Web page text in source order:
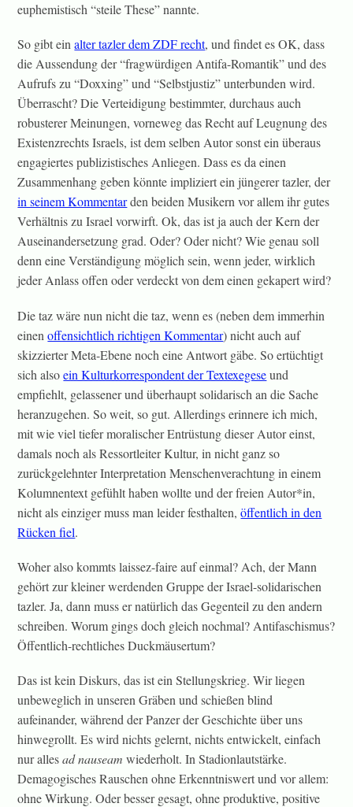
euphemistisch “steile These” nannte.
So gibt einalter tazler dem ZDF recht, und findet es OK, dass
die Aussendung der “fragwürdigen Antifa-Romantik” und des
Aufrufs zu “Doxxing” und “Selbstjustiz” unterbunden wird.
Überrascht? Die Verteidigung bestimmter, durchaus auch
robusterer Meinungen, vorneweg das Recht auf Leugnung des
Existenzrechts Israels, ist dem selben Autor sonst ein überaus
engagiertes publizistisches Anliegen. Dass es da einen
Zusammenhang geben könnte impliziert ein jüngerer tazler, der
in seinem Kommentarden beiden Musikern vor allem ihr gutes
Verhältnis zu Israel vorwirft. Ok, das ist ja auch der Kern der
Auseinandersetzung grad. Oder? Oder nicht? Wie genau soll
denn eine Verständigung möglich sein, wenn jeder, wirklich
jeder Anlass offen oder verdeckt von dem einen gekapert wird?
Die taz wäre nun nicht die taz, wenn es (neben dem immerhin
einenoffensichtlich richtigen Kommentar) nicht auch auf
skizzierter Meta-Ebene noch eine Antwort gäbe. So ertüchtigt
sich alsoein Kulturkorrespondent der Textexegeseund
empfiehlt, gelassener und überhaupt solidarisch an die Sache
heranzugehen. So weit, so gut. Allerdings erinnere ich mich,
mit wie viel tiefer moralischer Entrüstung dieser Autor einst,
damals noch als Ressortleiter Kultur, in nicht ganz so
zurückgelehnter Interpretation Menschenverachtung in einem
Kolumnentext gefühlt haben wollte und der freien Autor*in,
nicht als einziger muss man leider festhalten,öffentlich in den
Rücken fiel.
Woher also kommts laissez-faire auf einmal? Ach, der Mann
gehört zur kleiner werdenden Gruppe der Israel-solidarischen
tazler. Ja, dann muss er natürlich das Gegenteil zu den andern
schreiben. Worum gings doch gleich nochmal? Antifaschismus?
Öffentlich-rechtliches Duckmäusertum?
Das ist kein Diskurs, das ist ein Stellungskrieg. Wir liegen
unbeweglich in unseren Gräben und schießen blind
aufeinander, während der Panzer der Geschichte über uns
hinwegrollt. Es wird nichts gelernt, nichts entwickelt, einfach
nur allesad nauseam wiederholt. In Stadionlautstärke.
Demagogisches Rauschen ohne Erkenntniswert und vor allem:
ohne Wirkung. Oder besser gesagt, ohne produktive, positive